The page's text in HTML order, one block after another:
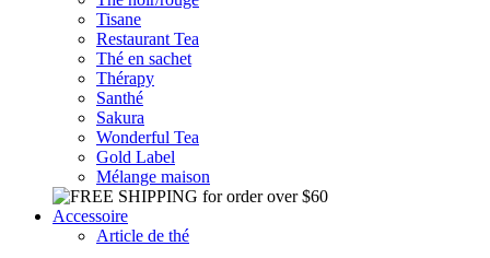
Tisane
Restaurant Tea
Thé en sachet
Thérapy
Santhé
Sakura
Wonderful Tea
Gold Label
Mélange maison
Accessoire
Article de thé